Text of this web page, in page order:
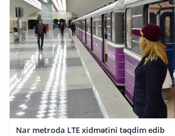
Nar metroda LTE xidmətini təqdim edib